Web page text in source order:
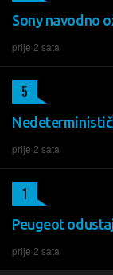
Sony navodno
prije 2 sata
prije 2 sata
5
Peugeot
prije 2 sata
1